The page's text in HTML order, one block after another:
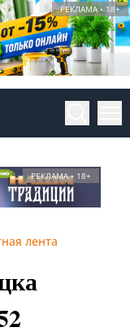
РЕКЛАМА • 18+
РЕКЛАМА • 18+
лента